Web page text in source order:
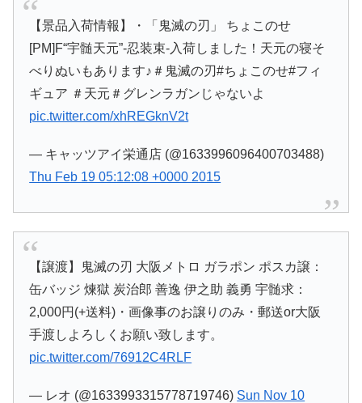
【景品入荷情報】・「鬼滅の刃」 ちょこのせ
[PM]F“宇髄天元”-忍装束-入荷しました！天元の寝そ
べりぬいもあります♪＃鬼滅の刃#ちょこのせ#フィ
ギュア ＃天元＃グレンラガンじゃないよ
pic.twitter.com/xhREGknV2t
— キャッツアイ栄通店 (@1633996096400703488)
Thu Feb 19 05:12:08 +0000 2015
【譲渡】鬼滅の刃 大阪メトロ ガラポン ポスカ譲：
缶バッジ 煉獄 炭治郎 善逸 伊之助 義勇 宇髄求：
2,000円(+送料)・画像事のお譲りのみ・郵送or大阪
手渡しよろしくお願い致します。
pic.twitter.com/76912C4RLF
— レオ (@1633993315778719746) Sun Nov 10